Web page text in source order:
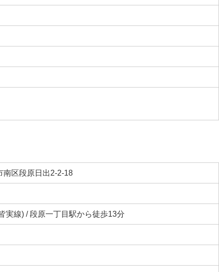
南区段原日出2-2-18
実線) / 段原一丁目駅から徒歩13分